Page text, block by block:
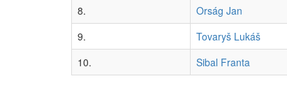
8.
Orság Jan
9.
Tovaryš Lukáš
10.
Sibal Franta